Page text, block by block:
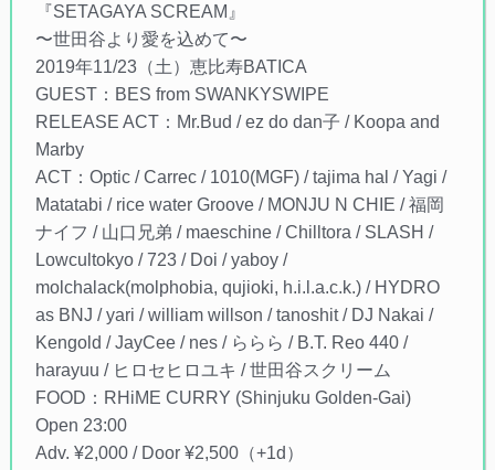
『SETAGAYA SCREAM』
〜世田谷より愛を込めて〜
2019年11/23（土）恵比寿BATICA
GUEST：BES from SWANKYSWIPE
RELEASE ACT：Mr.Bud / ez do dan子 / Koopa and
Marby
ACT：Optic / Carrec / 1010(MGF) / tajima hal / Yagi /
Matatabi / rice water Groove / MONJU N CHIE / 福岡
ナイフ / 山口兄弟 / maeschine / Chilltora / SLASH /
Lowcultokyo / 723 / Doi / yaboy /
molchalack(molphobia, qujioki, h.i.l.a.c.k.) / HYDRO
as BNJ / yari / william willson / tanoshit / DJ Nakai /
Kengold / JayCee / nes / ららら / B.T. Reo 440 /
harayuu / ヒロセヒロユキ / 世田谷スクリーム
FOOD：RHiME CURRY (Shinjuku Golden-Gai)
Open 23:00
Adv. ¥2,000 / Door ¥2,500（+1d）